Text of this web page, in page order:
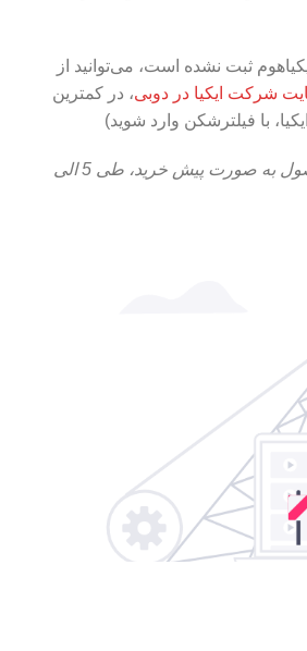
ثبت نشده است، می‌توانید از
شرکت ایکیا در دوبی، در کمترین
با فیلترشکن وارد شوید)
پس از ثبت نهایی این محصول به صورت پیش خرید، طی 5 الی